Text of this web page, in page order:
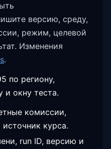
версию, среду,
режим, целевой
Изменения
.
по региону,
и окну теста.
комиссии,
курса.
run ID, версию и